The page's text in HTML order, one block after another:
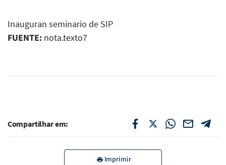
Inauguran seminario de SIP
FUENTE: nota.texto7
Compartilhar em:
Imprimir